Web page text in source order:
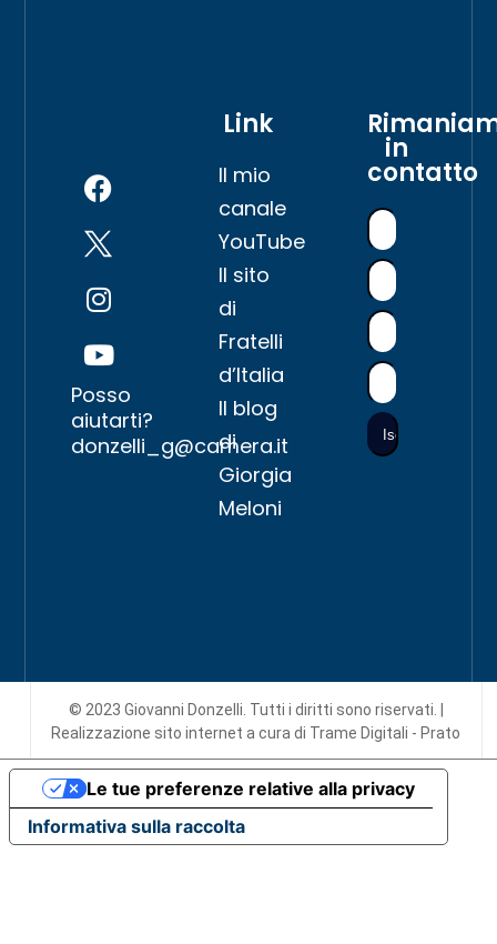
Posso
aiutarti?
donzelli_g@camera.it
Link
Il mio
canale
YouTube
Il sito
di
Fratelli
d’Italia
Il blog
di
Giorgia
Meloni
in
contatto
© 2023 Giovanni Donzelli. Tutti i diritti sono riservati. |
Realizzazione sito interneta cura di Trame Digitali - Prato
Informativa sulla raccolta
Le tue preferenze relative alla privacy